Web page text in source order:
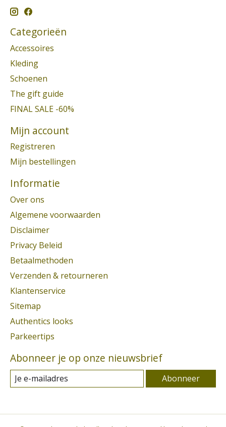
Categorieën
Accessoires
Kleding
Schoenen
The gift guide
FINAL SALE -60%
Mijn account
Registreren
Mijn bestellingen
Informatie
Over ons
Algemene voorwaarden
Disclaimer
Privacy Beleid
Betaalmethoden
Verzenden & retourneren
Klantenservice
Sitemap
Authentics looks
Parkeertips
Abonneer je op onze nieuwsbrief
Abonneer